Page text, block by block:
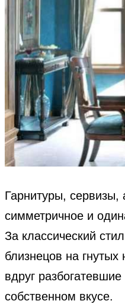
Гарнитуры, сервизы,
симметричное и
За классический
близнецов на
вдруг
собственном вкусе.